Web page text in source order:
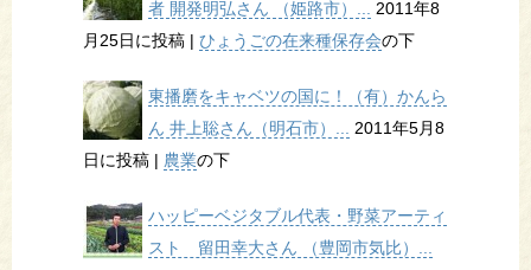
者 開発明弘さん （姫路市）... 2011年8
月25日に投稿 | ひょうごの在来種保存会の下
東播磨をキャベツの国に！（有）かんら
ん 井上聡さん（明石市）... 2011年5月8
日に投稿 | 農業の下
ハッピーベジタブル代表・野菜アーティ
スト 留田幸大さん （豊岡市気比）...